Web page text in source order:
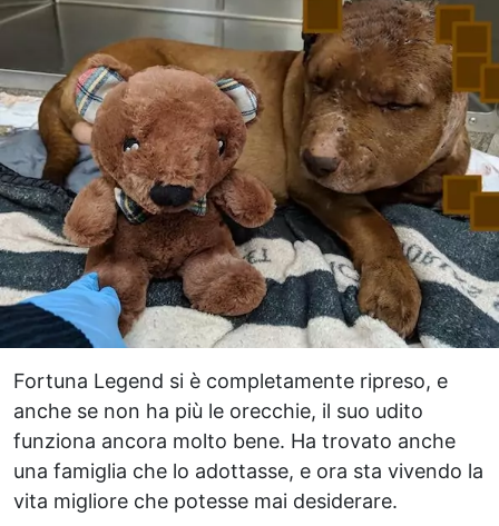
Fortuna Legend si è completamente ripreso, e
anche se non ha più le orecchie, il suo udito
funziona ancora molto bene. Ha trovato anche
una famiglia che lo adottasse, e ora sta vivendo la
vita migliore che potesse mai desiderare.